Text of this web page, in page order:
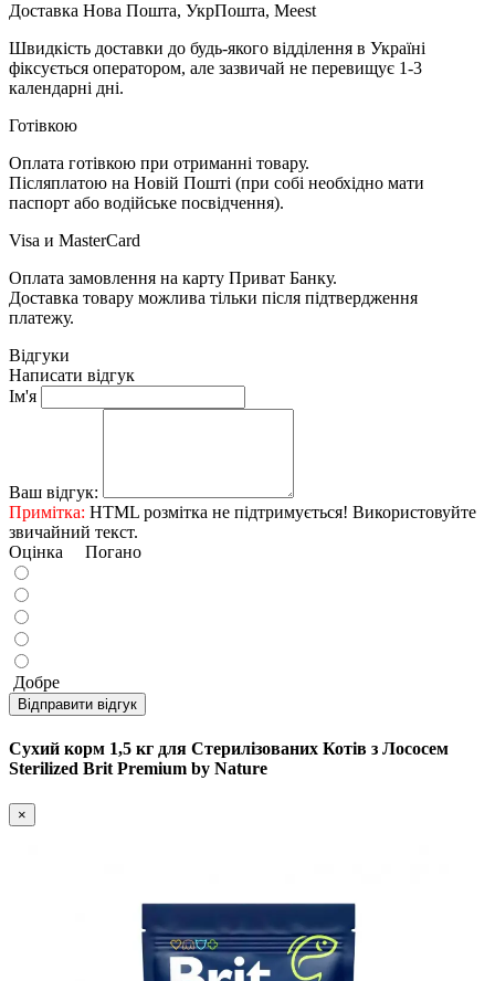
Доставка Нова Пошта, УкрПошта, Meest
Швидкість доставки до будь-якого відділення в Україні
фіксується оператором, але зазвичай не перевищує 1-3
календарні дні.
Готівкою
Оплата готівкою при отриманні товару.
Післяплатою на Новій Пошті (при собі необхідно мати
паспорт або водійське посвідчення).
Visa и MasterCard
Оплата замовлення на карту Приват Банку.
Доставка товару можлива тільки після підтвердження
платежу.
Відгуки
Написати відгук
Ім'я
Ваш відгук:
Примітка: HTML розмітка не підтримується! Використовуйте
звичайний текст.
Оцінка Погано
Добре
Відправити відгук
Сухий корм 1,5 кг для Стерилізованих Котів з Лососем
Sterilized Brit Premium by Nature
×